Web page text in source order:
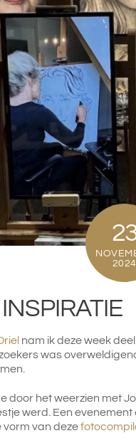
2024
nam ik deze week
was
door het weerzien met
werd. Een
vorm van deze